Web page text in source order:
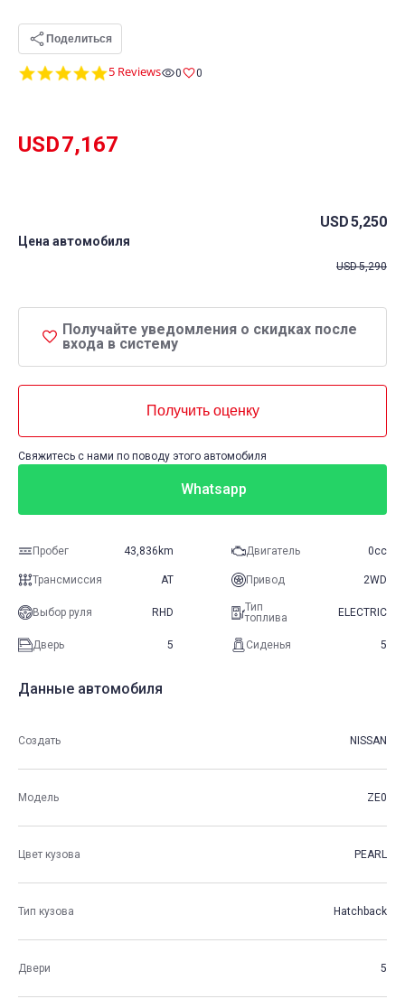
4.8
5 Reviews 0 0
USD7,167
Цена автомобиля
USD5,250
USD5,290
Получайте уведомления о скидках после
входа в систему
Получить оценку
Свяжитесь с нами по поводу этого автомобиля
Whatsapp
Пробег 43,836km Двигатель 0cc
Трансмиссия AT Привод 2WD
Выбор руля RHD
Тип
топлива
ELECTRIC
Дверь 5 Сиденья 5
Поделиться
Данные автомобиля
Создать NISSAN
Модель ZE0
Цвет кузова PEARL
Тип кузова Hatchback
Двери 5